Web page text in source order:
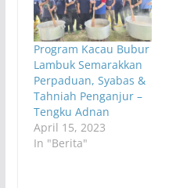
Program Kacau Bubur
Lambuk Semarakkan
Perpaduan, Syabas &
Tahniah Penganjur –
Tengku Adnan
April 15, 2023
In "Berita"